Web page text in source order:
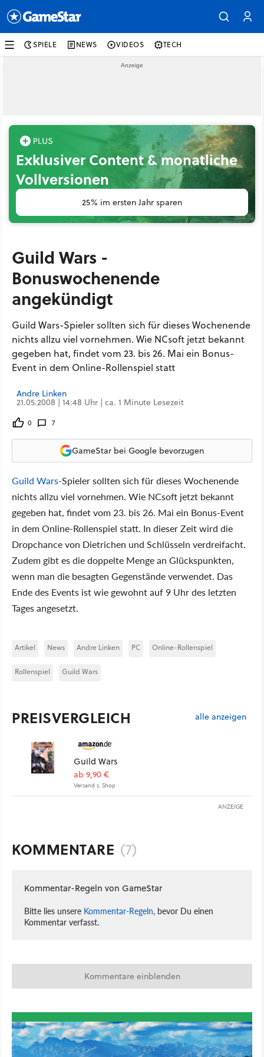
SPIELE NEWS VIDEOS TECH
Exklusiver Content & monatliche
Vollversionen
25% im ersten Jahr sparen
Guild Wars -
Bonuswochenende
angekündigt
Guild Wars-Spieler sollten sich für dieses Wochenende
nichts allzu viel vornehmen. Wie NCsoft jetzt bekannt
gegeben hat, findet vom 23. bis 26. Mai ein Bonus-
Event in dem Online-Rollenspiel statt
Andre Linken
21.05.2008 | 14:48 Uhr | ca. 1 Minute Lesezeit
0 7
GameStar bei Google bevorzugen
Guild Wars-Spieler sollten sich für dieses Wochenende
nichts allzu viel vornehmen. Wie NCsoft jetzt bekannt
gegeben hat, findet vom 23. bis 26. Mai ein Bonus-Event
in dem Online-Rollenspiel statt. In dieser Zeit wird die
Dropchance von Dietrichen und Schlüsseln verdreifacht.
Zudem gibt es die doppelte Menge an Glückspunkten,
wenn man die besagten Gegenstände verwendet. Das
Ende des Events ist wie gewohnt auf 9 Uhr des letzten
Tages angesetzt.
Artikel News Andre Linken PC Online-Rollenspiel
Rollenspiel Guild Wars
PREISVERGLEICH alle anzeigen
Guild Wars
ab 9,90 €
Versand s. Shop
ANZEIGE
KOMMENTARE (7)
Kommentar-Regeln von GameStar
Bitte lies unsere Kommentar-Regeln, bevor Du einen
Kommentar verfasst.
Kommentare einblenden